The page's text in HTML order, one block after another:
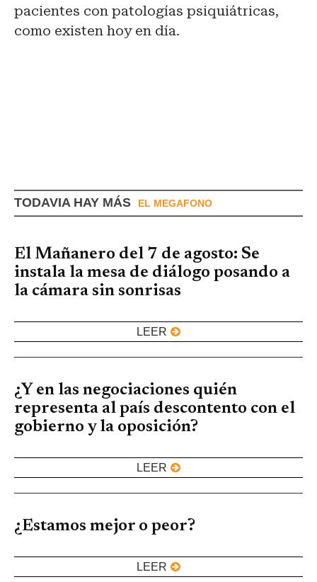
pacientes con patologías psiquiátricas,
como existen hoy en día.
TODAVIA HAY MÁS EL MEGAFONO
El Mañanero del 7 de agosto: Se
instala la mesa de diálogo posando a
la cámara sin sonrisas
LEER
¿Y en las negociaciones quién
representa al país descontento con el
gobierno y la oposición?
LEER
¿Estamos mejor o peor?
LEER